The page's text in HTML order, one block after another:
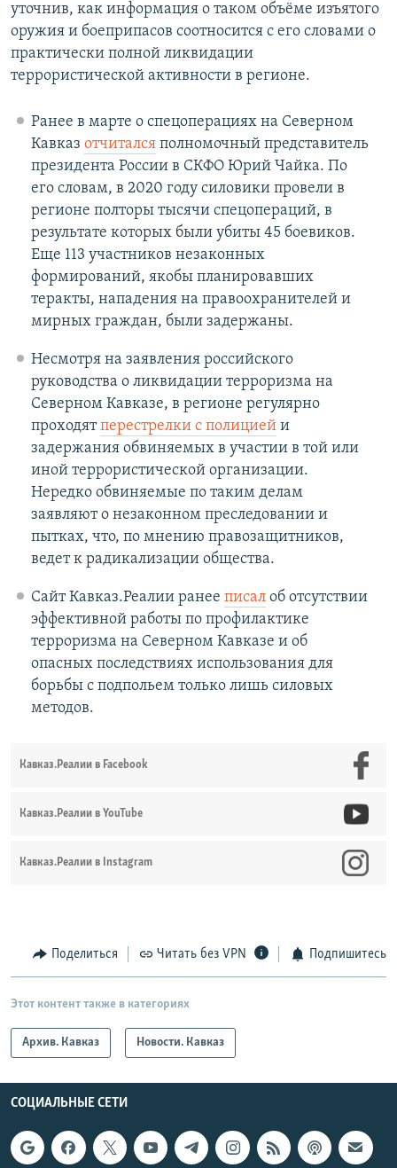
уточнив, как информация о таком объёме изъятого
оружия и боеприпасов соотносится с его словами о
практически полной ликвидации
террористической активности в регионе.
Ранее в марте о спецоперациях на Северном
Кавказ отчиталсяполномочный представитель
президента России в СКФО Юрий Чайка. По
его словам, в 2020 году силовики провели в
регионе полторы тысячи спецопераций, в
результате которых были убиты 45 боевиков.
Еще 113 участников незаконных
формирований, якобы планировавших
теракты, нападения на правоохранителей и
мирных граждан, были задержаны.
Несмотря на заявления российского
руководства о ликвидации терроризма на
Северном Кавказе, в регионе регулярно
проходятперестрелки с полициейи
задержания обвиняемых в участии в той или
иной террористической организации.
Нередко обвиняемые по таким делам
заявляют о незаконном преследовании и
пытках, что, по мнению правозащитников,
ведет к радикализации общества.
Сайт Кавказ.Реалии ранее писалоб отсутствии
эффективной работы по профилактике
терроризма на Северном Кавказе и об
опасных последствиях использования для
борьбы с подпольем только лишь силовых
методов.
Кавказ.Реалии в Facebook
Кавказ.Реалии в YouTube
Кавказ.Реалии в Instagram
Поделиться Читать без VPN Подпишитесь
Этот контент также в категориях
Архив. Кавказ Новости. Кавказ
СОЦИАЛЬНЫЕ СЕТИ